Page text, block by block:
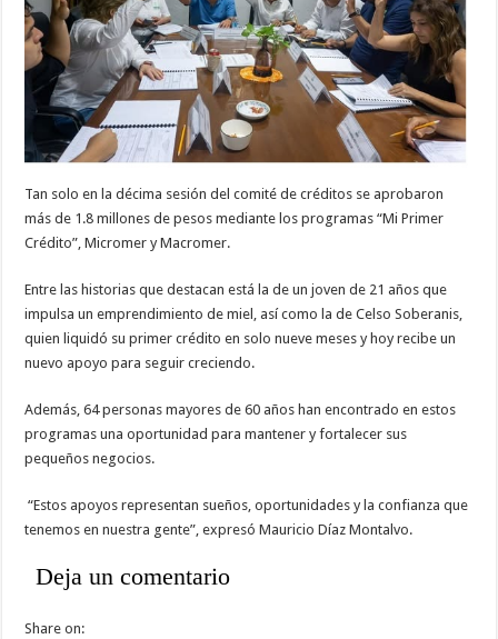
Tan solo en la décima sesión del comité de créditos se aprobaron
más de 1.8 millones de pesos mediante los programas “Mi Primer
Crédito”, Micromer y Macromer.
Entre las historias que destacan está la de un joven de 21 años que
impulsa un emprendimiento de miel, así como la de Celso Soberanis,
quien liquidó su primer crédito en solo nueve meses y hoy recibe un
nuevo apoyo para seguir creciendo.
Además, 64 personas mayores de 60 años han encontrado en estos
programas una oportunidad para mantener y fortalecer sus
pequeños negocios.
“Estos apoyos representan sueños, oportunidades y la confianza que
tenemos en nuestra gente”, expresó Mauricio Díaz Montalvo.
Deja un comentario
Share on: